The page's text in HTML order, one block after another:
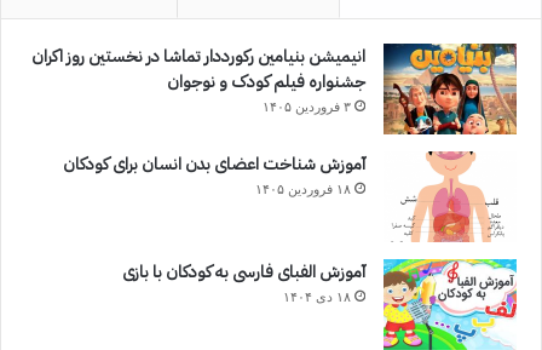
انیمیشن بنیامین رکورددار تماشا در نخستین روز اکران‌
جشنواره فیلم کودک و نوجوان
۳ فروردین ۱۴۰۵
آموزش شناخت اعضای بدن انسان برای کودکان
۱۸ فروردین ۱۴۰۵
آموزش الفبای فارسی به کودکان با بازی
۱۸ دی ۱۴۰۴